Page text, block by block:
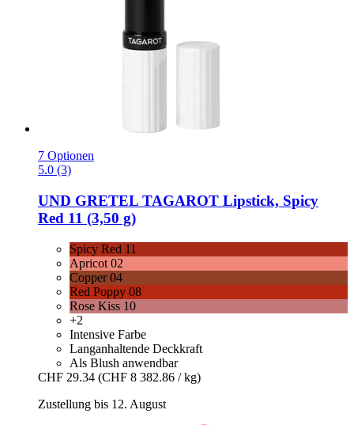
7 Optionen
5.0 (3)
UND GRETEL TAGAROT Lipstick, Spicy
Red 11 (3,50 g)
Spicy Red 11
Apricot 02
Copper 04
Red Poppy 08
Rose Kiss 10
+2
Intensive Farbe
Langanhaltende Deckkraft
Als Blush anwendbar
CHF 29.34 (CHF 8 382.86 / kg)
Zustellung bis 12. August